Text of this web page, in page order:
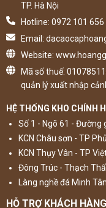
TP. Hà Nội
Hotline: 0972 101 656
Email:
Website:
Mã số thuế:
quản lý xuất nhập
HỆ THỐNG KHO CHÍNH
Số 1 - Ngõ 61 - Đường
KCN Châu sơn - TP
KCN Thụy Vân - TP
Đông Trúc - Thạch
Làng nghề đá Minh
HỖ TRỢ KHÁCH HÀNG